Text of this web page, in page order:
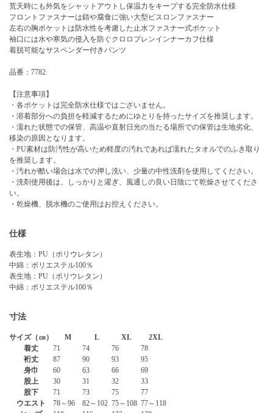
荒天時にも外気をシャットアウトし保温力をキープする完全防水仕様
フロントファスナーは錆や腐食に強い大型ビスロンファスナー
左右の胸ポケットは防水性を考慮した止水ファスナー式ポケット
袖口には水や寒気の侵入を防ぐクロロプレンインナーカフ仕様
着脱可能なサスペンダー付きパンツ
品番：7782
【注意事項】
・各ポケットは完全防水仕様ではございません。
・溶着部分への負担を軽減するためにゆとりを持ったサイズを推奨します。
・濡れた状態での保管、高温や直射日光の当たる場所での保管は生地劣化、
移染の原因となります。
・PU素材は防汚性が高いため軽度の汚れであれば濡れたタオルでのふき取り
を推奨します。
・汚れが酷い場合は水での押し洗い、少量の中性洗剤を使用してください。
・洗剤使用後は、しっかりと濯ぎ、風通しの良い日陰にて乾燥させてくださ
い。
・乾燥機、脱水機のご使用はお控えください。
仕様
表生地：PU（ポリウレタン）
中綿：ポリエステル100％
表生地：PU（ポリウレタン）
中綿：ポリエステル100％
寸法
サイズ（㎝） M L XL
2XL
着丈
71 74 76
78
裄丈
87 90 93
95
身巾
60 63 66
69
股上
30 31 32
33
股下
71 73 75
77
ウエスト
78～96 82～102 75～108 77～118